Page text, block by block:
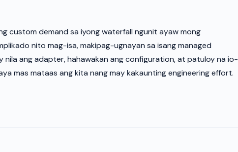
custom demand sa iyong waterfall ngunit ayaw mong
nito mag-isa, makipag-ugnayan sa isang managed
nila ang adapter, hahawakan ang configuration, at patuloy na io-
mas mataas ang kita nang may kakaunting engineering effort.